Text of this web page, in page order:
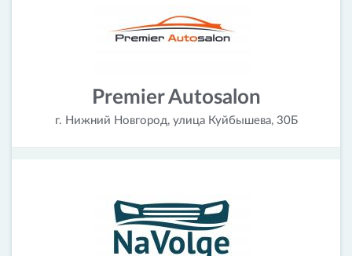
Premier Autosalon
г. Нижний Новгород, улица Куйбышева, 30Б